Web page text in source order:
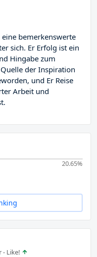
bemerkenswerte
sich. Er Erfolg ist ein
Hingabe zum
der Inspiration
und Er Reise
Arbeit und
20.65%
- Like!